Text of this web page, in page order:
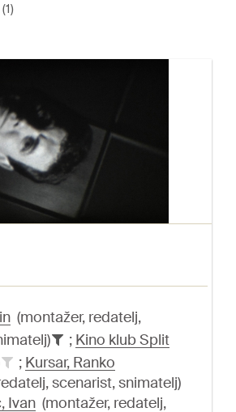
(montažer, redatelj,
; Kino klub Split
; Kursar, Ranko
scenarist, snimatelj)
Ivan (montažer, redatelj,